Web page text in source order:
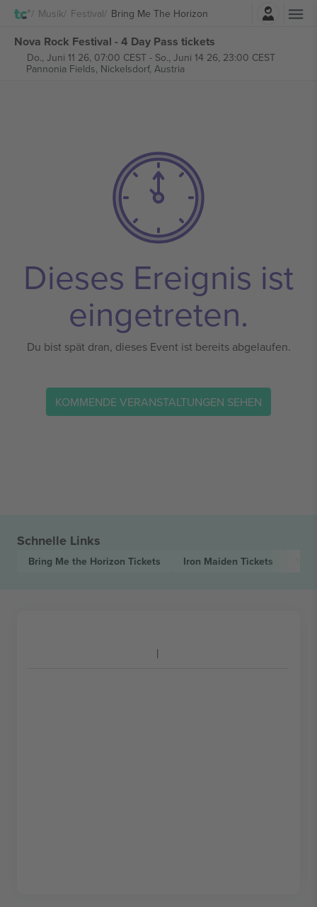
Musik Festival Bring Me The Horizon
Einloggen
Nova Rock Festival - 4 Day Pass tickets
Do., Juni 11 26, 07:00 CEST- So., Juni 14 26, 23:00 CEST
Pannonia Fields, Nickelsdorf, Austria
Dieses Ereignis ist
eingetreten.
Du bist spät dran, dieses Event ist bereits abgelaufen.
KOMMENDE VERANSTALTUNGEN SEHEN
Schnelle Links
Bring Me the Horizon Tickets Iron Maiden Tickets